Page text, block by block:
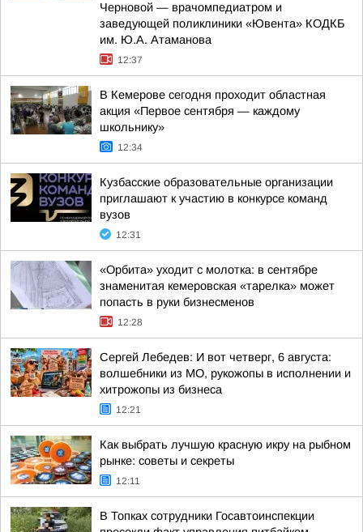
Черновой — врачомпедиатром и
заведующей поликлиники «Ювента» КОДКБ
им. Ю.А. Атаманова
12:37
В Кемерове сегодня проходит областная
акция «Первое сентября — каждому
школьнику»
12:34
Кузбасские образовательные организации
приглашают к участию в конкурсе команд
вузов
12:31
«Орбита» уходит с молотка: в сентябре
знаменитая кемеровская «тарелка» может
попасть в руки бизнесменов
12:28
Сергей Лебедев: И вот четверг, 6 августа:
волшебники из МО, рукожопы в исполнении и
хитрожопы из бизнеса
12:21
Как выбрать лучшую красную икру на рыбном
рынке: советы и секреты
12:11
В Топках сотрудники Госавтоинспекции